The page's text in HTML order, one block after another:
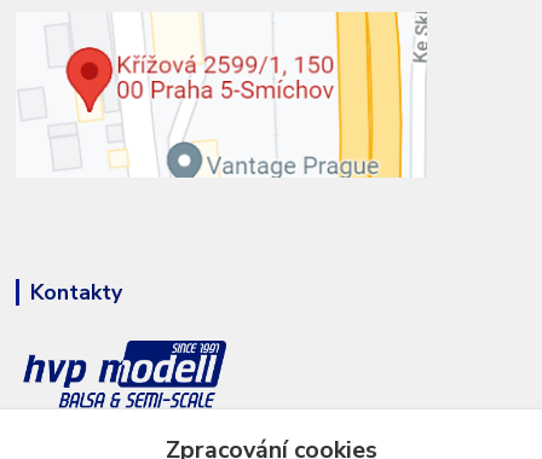
Kontakty
+420 777 286 674Zpracování cookies